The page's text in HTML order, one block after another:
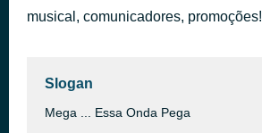
musical, comunicadores, promoções!
Slogan
Mega ... Essa Onda Pega